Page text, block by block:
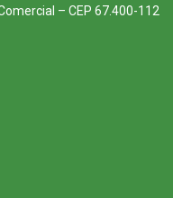
– CEP 67.400-112